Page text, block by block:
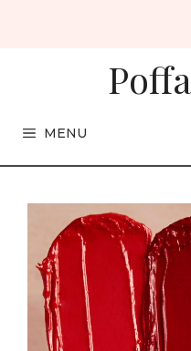
MENU